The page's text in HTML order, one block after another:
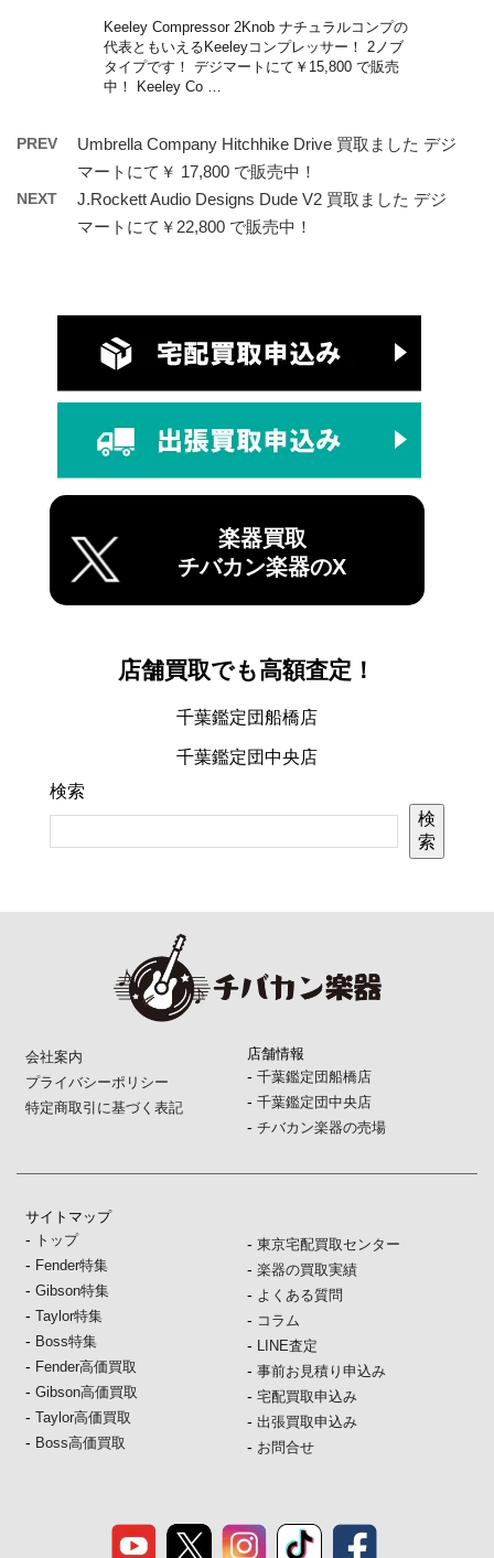
Keeley Compressor 2Knob ナチュラルコンプの
代表ともいえるKeeleyコンプレッサー！ 2ノブ
タイプです！ デジマートにて￥15,800 で販売
中！ Keeley Co …
PREV
Umbrella Company Hitchhike Drive 買取ました デジ
マートにて￥ 17,800 で販売中！
NEXT
J.Rockett Audio Designs Dude V2 買取ました デジ
マートにて￥22,800 で販売中！
楽器買取
チバカン楽器のX
店舗買取でも高額査定！
千葉鑑定団船橋店
千葉鑑定団中央店
検索
検
索
会社案内
プライバシーポリシー
特定商取引に基づく表記
店舗情報
- 千葉鑑定団船橋店
- 千葉鑑定団中央店
- チバカン楽器の売場
サイトマップ
- トップ
- Fender特集
-Gibson特集
-Taylor特集
- Boss特集
- Fender高価買取
-Gibson高価買取
-Taylor高価買取
- Boss高価買取
- 東京宅配買取センター
- 楽器の買取実績
- よくある質問
- コラム
- LINE査定
- 事前お見積り申込み
- 宅配買取申込み
- 出張買取申込み
- お問合せ